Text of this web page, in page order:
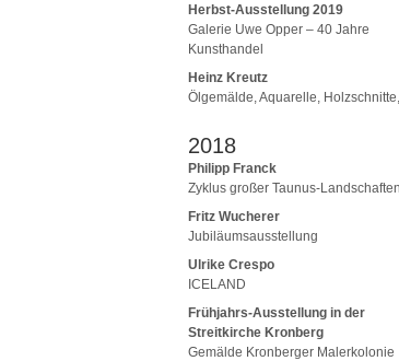
Herbst-Ausstellung 2019
Galerie Uwe Opper – 40 Jahre
Kunsthandel
Heinz Kreutz
Ölgemälde, Aquarelle, Holzschnitte,
2018
Philipp Franck
Zyklus großer Taunus-Landschaften
Fritz Wucherer
Jubiläumsausstellung
Ulrike Crespo
ICELAND
Frühjahrs-Ausstellung in der
Streitkirche Kronberg
Gemälde Kronberger Malerkolonie